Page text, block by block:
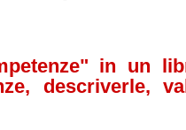
in un
descriverle,